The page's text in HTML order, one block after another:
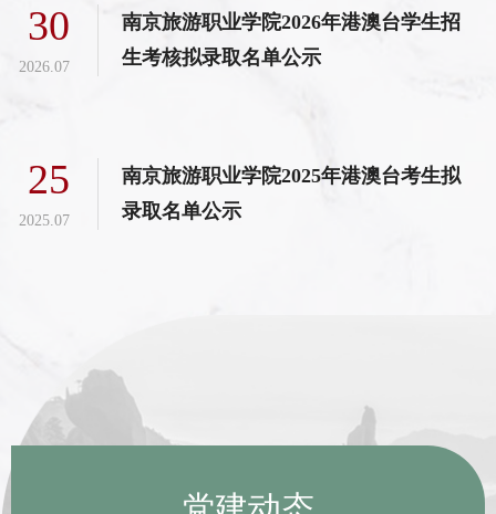
30
2026.07
南京旅游职业学院2026年港澳台学生招
生考核拟录取名单公示
25
2025.07
南京旅游职业学院2025年港澳台考生拟
录取名单公示